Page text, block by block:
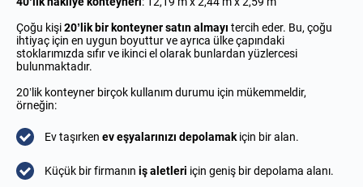
Çoğu kişi20’lik bir konteyner satın almayı tercih eder. Bu, çoğu
ihtiyaç için en uygun boyuttur ve ayrıca ülke çapındaki
stoklarımızda sıfır ve ikinci el olarak bunlardan yüzlercesi
bulunmaktadır.
20’lik konteyner birçok kullanım durumu için mükemmeldir,
örneğin:
Ev taşırken ev eşyalarınızı depolamak için bir alan.
Küçük bir firmanın iş aletleri için geniş bir depolama alanı.